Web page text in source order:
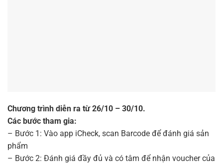
Chương trình diễn ra từ 26/10 – 30/10.
Các bước tham gia:
– Bước 1: Vào app iCheck, scan Barcode để đánh giá sản
phẩm
– Bước 2: Đánh giá đầy đủ và có tâm để nhận voucher của